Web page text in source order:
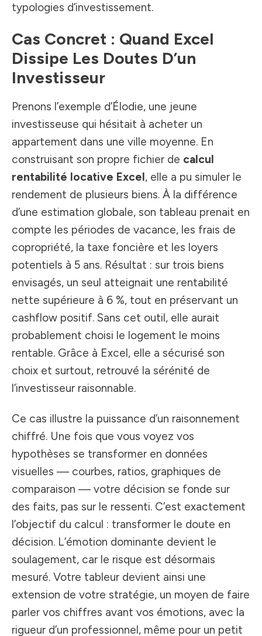
typologies d’investissement.
Cas Concret : Quand Excel
Dissipe Les Doutes D’un
Investisseur
Prenons l’exemple d’Élodie, une jeune
investisseuse qui hésitait à acheter un
appartement dans une ville moyenne. En
construisant son propre fichier de calcul
rentabilité locative Excel, elle a pu simuler le
rendement de plusieurs biens. À la différence
d’une estimation globale, son tableau prenait en
compte les périodes de vacance, les frais de
copropriété, la taxe foncière et les loyers
potentiels à 5 ans. Résultat : sur trois biens
envisagés, un seul atteignait une rentabilité
nette supérieure à 6 %, tout en préservant un
cashflow positif. Sans cet outil, elle aurait
probablement choisi le logement le moins
rentable. Grâce à Excel, elle a sécurisé son
choix et surtout, retrouvé la sérénité de
l’investisseur raisonnable.
Ce cas illustre la puissance d’un raisonnement
chiffré. Une fois que vous voyez vos
hypothèses se transformer en données
visuelles — courbes, ratios, graphiques de
comparaison — votre décision se fonde sur
des faits, pas sur le ressenti. C’est exactement
l’objectif du calcul : transformer le doute en
décision. L’émotion dominante devient le
soulagement, car le risque est désormais
mesuré. Votre tableur devient ainsi une
extension de votre stratégie, un moyen de faire
parler vos chiffres avant vos émotions, avec la
rigueur d’un professionnel, même pour un petit